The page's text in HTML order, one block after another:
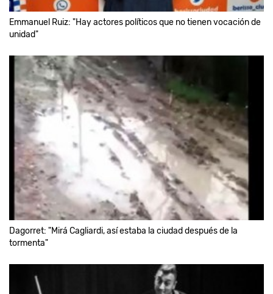
Emmanuel Ruiz: "Hay actores políticos que no tienen vocación de
unidad"
Dagorret: "Mirá Cagliardi, así estaba la ciudad después de la
tormenta"